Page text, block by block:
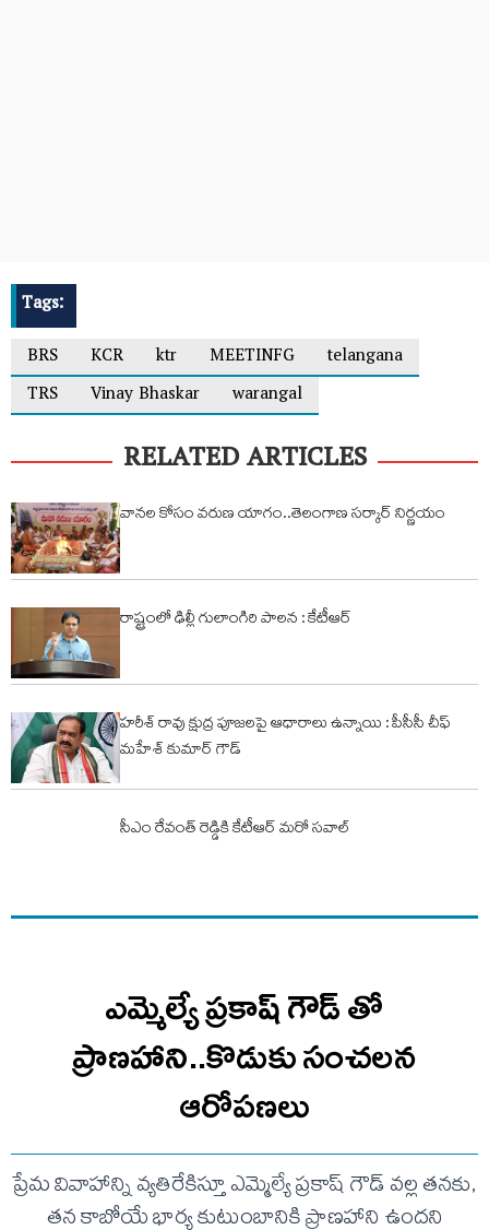
Tags:
BRS
KCR ktr MEETINFG
telangana
TRS
Vinay Bhaskar warangal
RELATED ARTICLES
వానల కోసం వరుణ యాగం..తెలంగాణ సర్కార్ నిర్ణయం
రాష్ట్రంలో ఢిల్లీ గులాంగిరి పాలన : కేటీఆర్
హరీశ్ రావు క్షుద్ర పూజలపై ఆధారాలు ఉన్నాయి : పీసీసీ చీఫ్
మహేశ్ కుమార్ గౌడ్
సీఎం రేవంత్ రెడ్డికి కేటీఆర్ మరో సవాల్
ఎమ్మెల్యే ప్రకాష్ గౌడ్ తో
ప్రాణహాని..కొడుకు సంచలన
ఆరోపణలు
ప్రేమ వివాహాన్ని వ్యతిరేకిస్తూ ఎమ్మెల్యే ప్రకాష్ గౌడ్ వల్ల తనకు,
తన కాబోయే భార్య కుటుంబానికి ప్రాణహాని ఉందని